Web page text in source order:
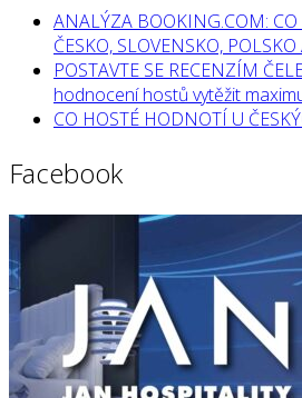
ANALÝZA BOOKING.COM:
ČESKO, SLOVENSKO,
POSTAVTE SE RECENZÍM
hodnocení hostů vytěžit
CO HOSTÉ HODNOTÍ U
Facebook